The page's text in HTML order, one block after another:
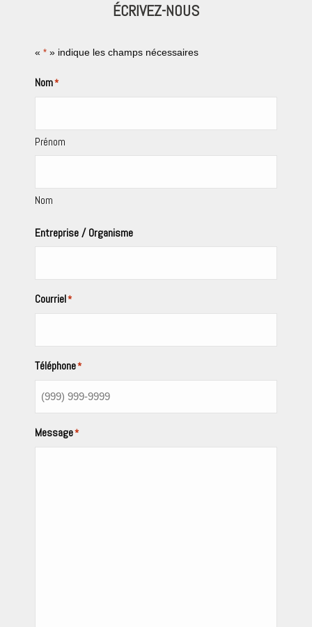
ÉCRIVEZ-NOUS
« * » indique les champs nécessaires
Nom*
Prénom
Nom
Entreprise / Organisme
Courriel*
Téléphone*
Message*